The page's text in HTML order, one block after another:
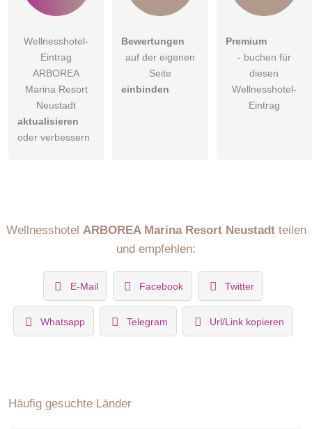
Wellnesshotel-
Eintrag
ARBOREA
Marina Resort
Neustadt
aktualisieren
oder verbessern
Bewertungen
auf der eigenen
Seite
einbinden
Premium
- buchen für
diesen
Wellnesshotel-
Eintrag
Wellnesshotel ARBOREA Marina Resort Neustadtteilen
und empfehlen:
E-Mail Facebook Twitter
Whatsapp Telegram Url/Link kopieren
Häufig gesuchte Länder